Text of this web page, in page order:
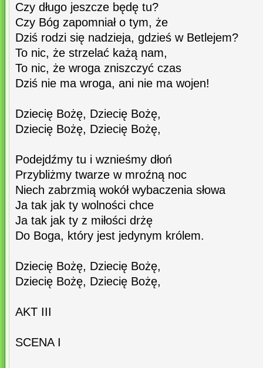
Czy długo jeszcze będę tu?
Czy Bóg zapomniał o tym, że
Dziś rodzi się nadzieja, gdzieś w Betlejem?
To nic, że strzelać każą nam,
To nic, że wroga zniszczyć czas
Dziś nie ma wroga, ani nie ma wojen!
Dziecię Bożę, Dziecię Bożę,
Dziecię Bożę, Dziecię Bożę,
Podejdźmy tu i wznieśmy dłoń
Przybliżmy twarze w mroźną noc
Niech zabrzmią wokół wybaczenia słowa
Ja tak jak ty wolności chce
Ja tak jak ty z miłości drżę
Do Boga, który jest jedynym królem.
Dziecię Bożę, Dziecię Bożę,
Dziecię Bożę, Dziecię Bożę,
AKT III
SCENA I